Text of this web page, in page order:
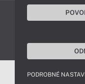
DELL-SHOP ©
PODROBNÉ